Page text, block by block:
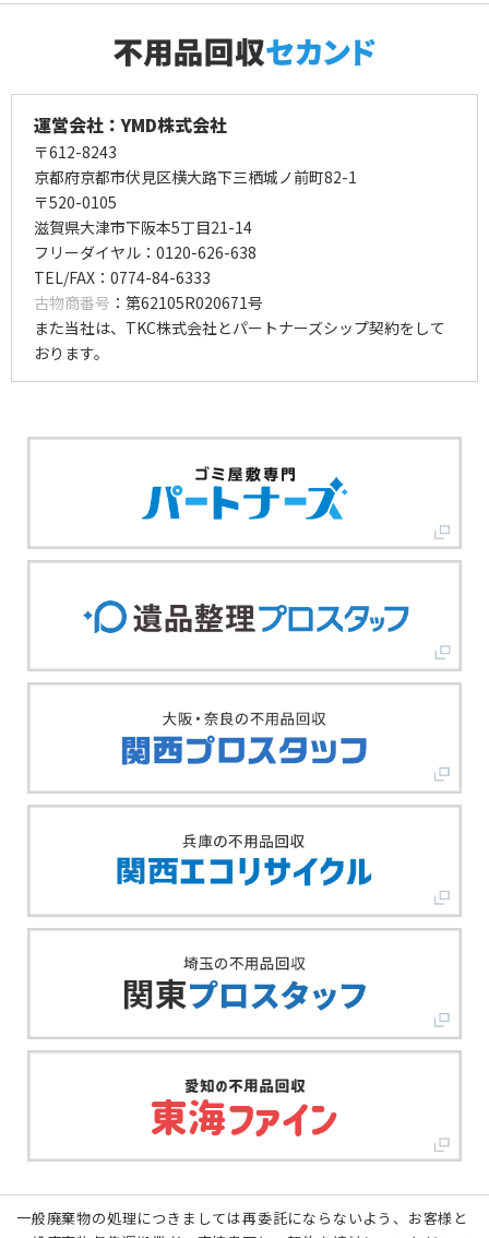
運営会社：YMD株式会社
〒612-8243
京都府京都市伏見区横大路下三栖城ノ前町82-1
〒520-0105
滋賀県大津市下阪本5丁目21-14
フリーダイヤル：0120-626-638
TEL/FAX：0774-84-6333
古物商番号 ：第62105R020671号
また当社は、TKC株式会社とパートナーズシップ契約をして
おります。
一般廃棄物の処理につきましては再委託にならないよう、お客様と